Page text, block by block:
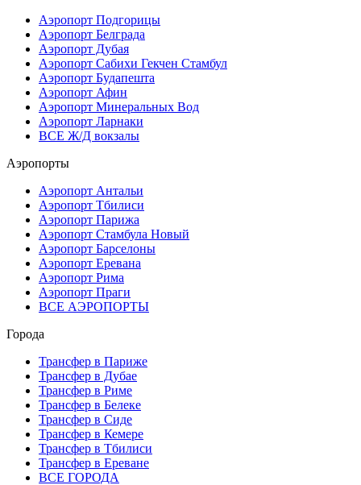
Аэропорт Подгорицы
Аэропорт Белграда
Аэропорт Дубая
Аэропорт Сабихи Гекчен Стамбул
Аэропорт Будапешта
Аэропорт Афин
Аэропорт Минеральных Вод
Аэропорт Ларнаки
ВСЕ Ж/Д вокзалы
Аэропорты
Аэропорт Антальи
Аэропорт Тбилиси
Аэропорт Парижа
Аэропорт Стамбула Новый
Аэропорт Барселоны
Аэропорт Еревана
Аэропорт Рима
Аэропорт Праги
ВСЕ АЭРОПОРТЫ
Города
Трансфер в Париже
Трансфер в Дубае
Трансфер в Риме
Трансфер в Белеке
Трансфер в Сиде
Трансфер в Кемере
Трансфер в Тбилиси
Трансфер в Ереване
ВСЕ ГОРОДА